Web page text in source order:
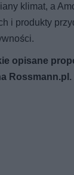
klimat, a
i produkty
opisane
Rossmann.pl.